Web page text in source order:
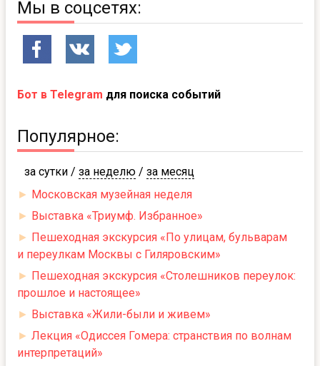
Мы в соцсетях:
Бот в Telegram для поиска событий
Популярное:
за сутки / за неделю / за месяц
► Московская музейная неделя
► Выставка «Триумф. Избранное»
► Пешеходная экскурсия «По улицам, бульварам
и переулкам Москвы с Гиляровским»
► Пешеходная экскурсия «Столешников переулок:
прошлое и настоящее»
► Выставка «Жили-были и живем»
► Лекция «Одиссея Гомера: странствия по волнам
интерпретаций»